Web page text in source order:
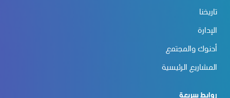
تاريخنا
الإدارة
أدنوك والمجتمع
المشاريع الرئيسية
روابط سريعة